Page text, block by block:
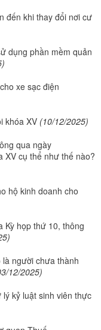
đến khi thay đổi nơi cư
dụng phần mềm quản
xe sạc điện
khóa XV (10/12/2025)
qua ngày
XV cụ thể như thế nào?
hộ kinh doanh cho
Kỳ họp thứ 10, thông
người chưa thành
12/2025)
kỷ luật sinh viên thực